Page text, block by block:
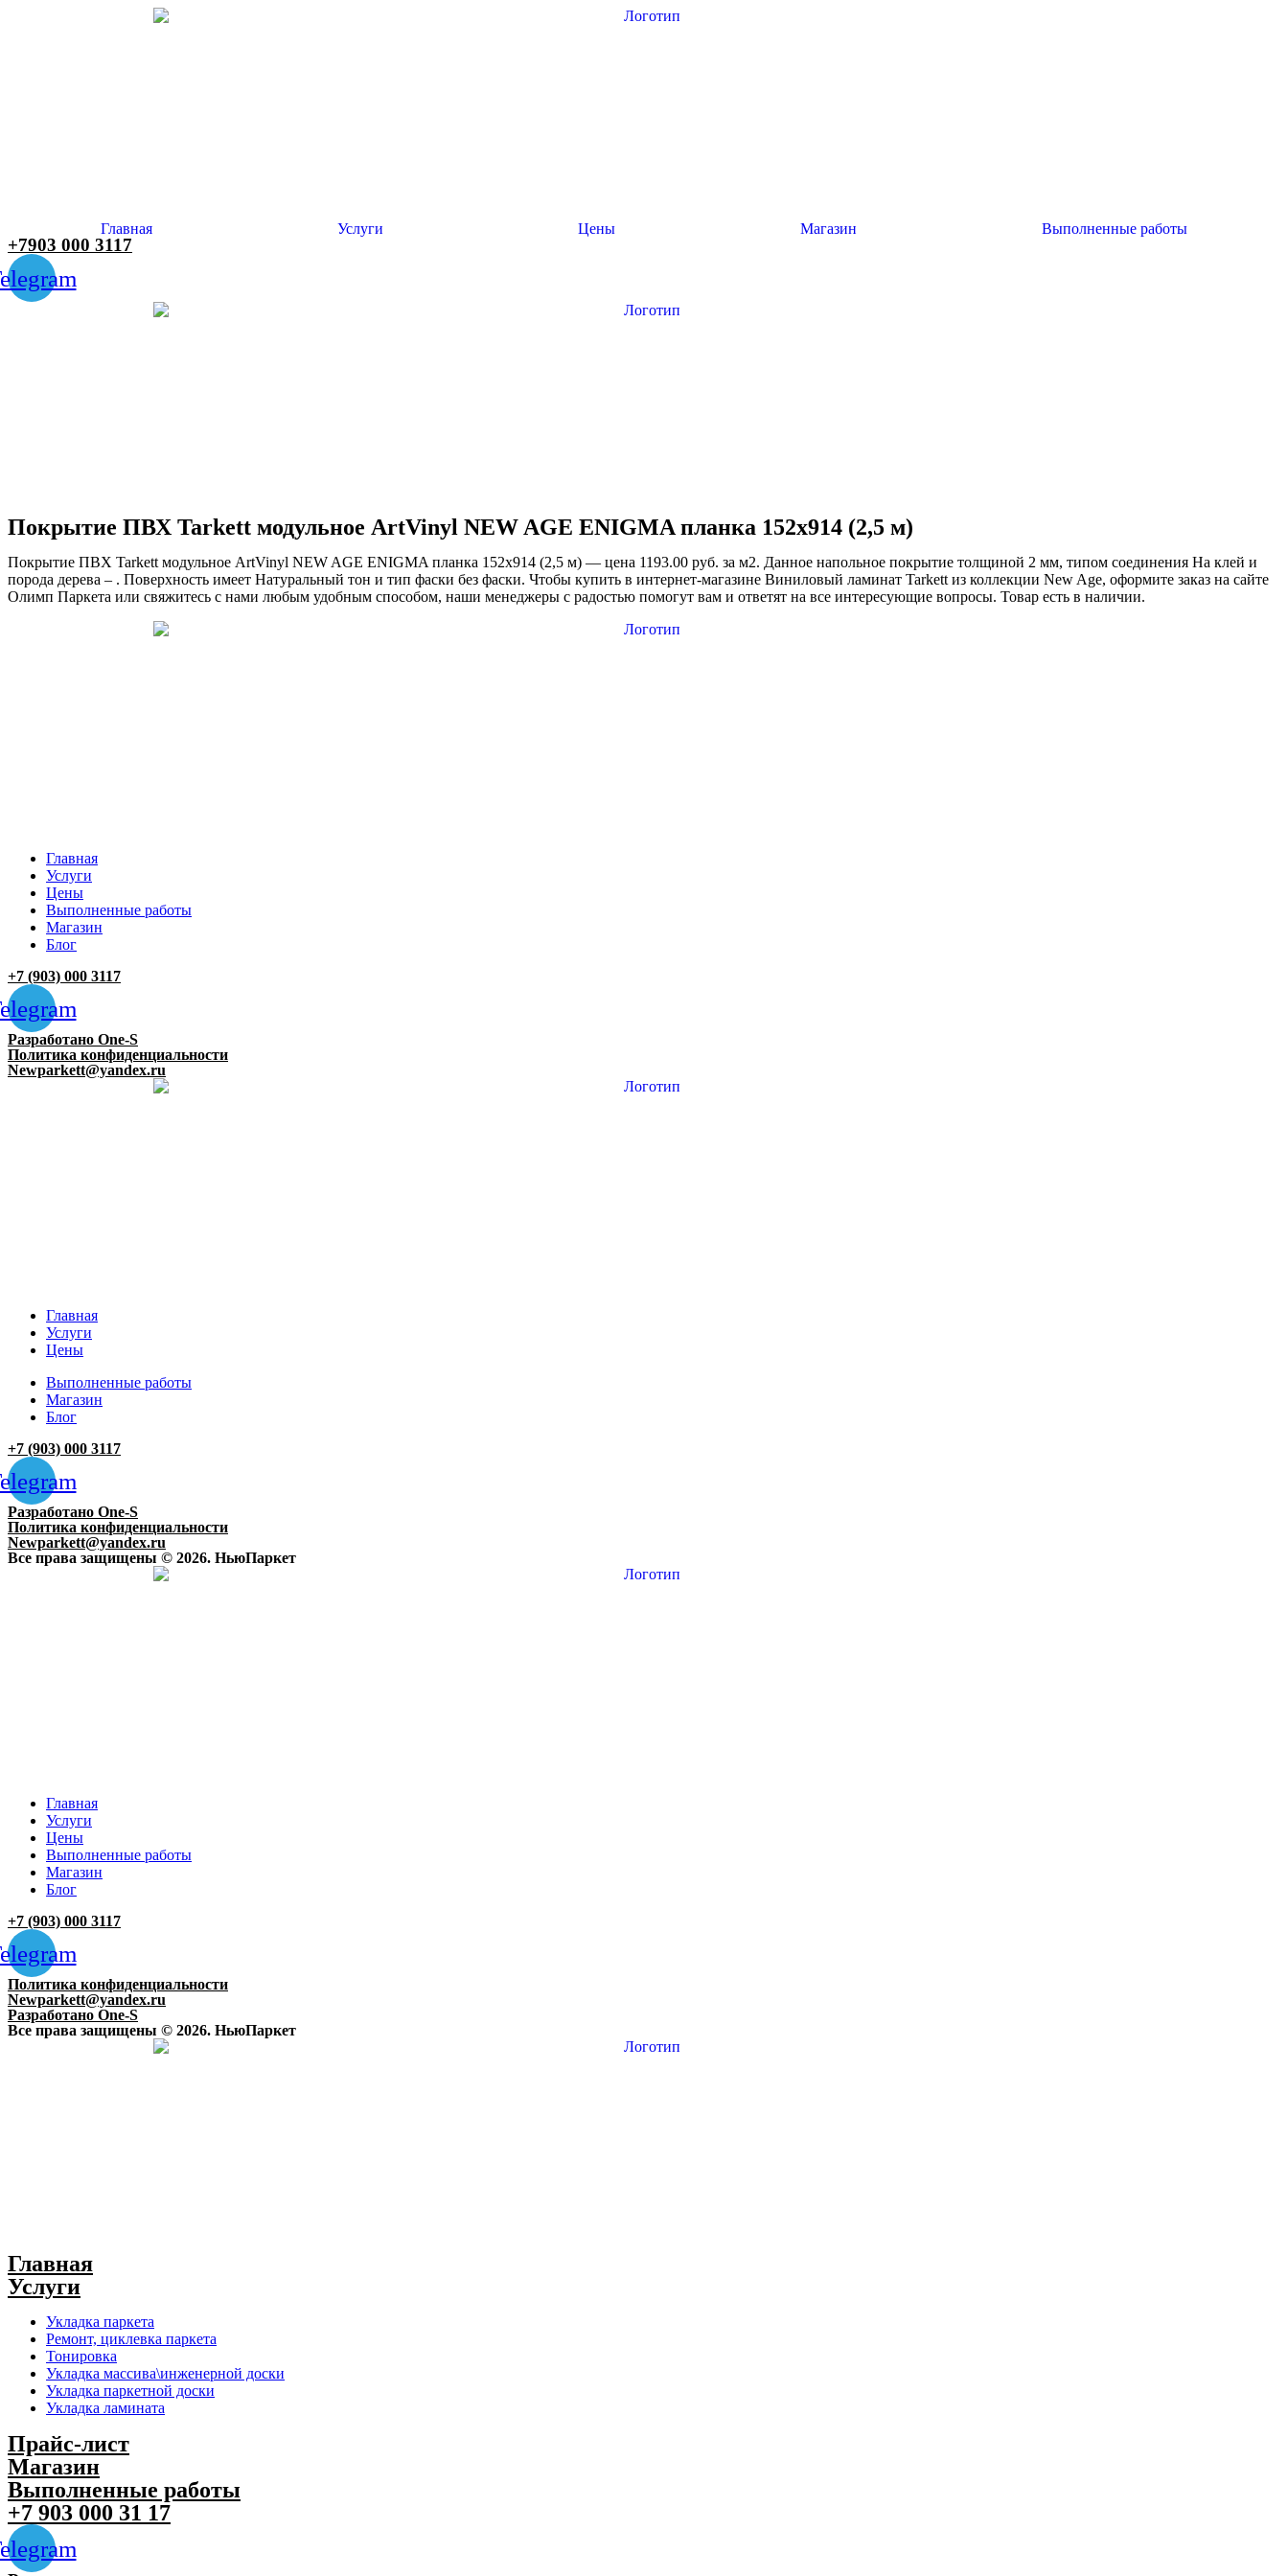
Главная Услуги Цены Магазин Выполненные работы
+7903 000 3117
Покрытие ПВХ Tarkett модульное ArtVinyl NEW AGE ENIGMA планка 152х914 (2,5 м)
Покрытие ПВХ Tarkett модульное ArtVinyl NEW AGE ENIGMA планка 152х914 (2,5 м) — цена 1193.00 руб. за м2. Данное напольное покрытие толщиной 2 мм, типом соединения На клей и
порода дерева – . Поверхность имеет Натуральный тон и тип фаски без фаски. Чтобы купить в интернет-магазине Виниловый ламинат Tarkett из коллекции New Age, оформите заказ на сайте
Олимп Паркета или свяжитесь с нами любым удобным способом, наши менеджеры с радостью помогут вам и ответят на все интересующие вопросы. Товар есть в наличии.
Главная
Услуги
Цены
Выполненные работы
Магазин
Блог
+7 (903) 000 3117
Разработано One-S
Политика конфиденциальности
Newparkett@yandex.ru
Главная
Услуги
Цены
Выполненные работы
Магазин
Блог
+7 (903) 000 3117
Разработано One-S
Политика конфиденциальности
Newparkett@yandex.ru
Все права защищены © 2026. НьюПаркет
Главная
Услуги
Цены
Выполненные работы
Магазин
Блог
+7 (903) 000 3117
Политика конфиденциальности
Newparkett@yandex.ru
Разработано One-S
Все права защищены © 2026. НьюПаркет
Главная
Услуги
Укладка паркета
Ремонт, циклевка паркета
Тонировка
Укладка массива\инженерной доски
Укладка паркетной доски
Укладка ламината
Прайс-лист
Магазин
Выполненные работы
+7 903 000 31 17